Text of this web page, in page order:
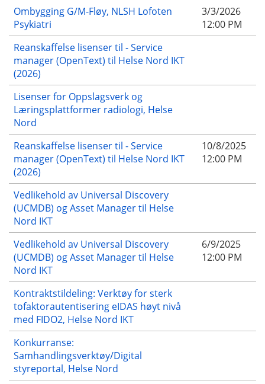
Ombygging G/M-Fløy, NLSH Lofoten
Psykiatri
3/3/2026
12:00 PM
Reanskaffelse lisenser til - Service
manager (OpenText) til Helse Nord IKT
(2026)
Lisenser for Oppslagsverk og
Læringsplattformer radiologi, Helse
Nord
Reanskaffelse lisenser til - Service
manager (OpenText) til Helse Nord IKT
(2026)
10/8/2025
12:00 PM
Vedlikehold av Universal Discovery
(UCMDB) og Asset Manager til Helse
Nord IKT
Vedlikehold av Universal Discovery
(UCMDB) og Asset Manager til Helse
Nord IKT
6/9/2025
12:00 PM
Kontraktstildeling: Verktøy for sterk
tofaktorautentisering eIDAS høyt nivå
med FIDO2, Helse Nord IKT
Konkurranse:
Samhandlingsverktøy/Digital
styreportal, Helse Nord